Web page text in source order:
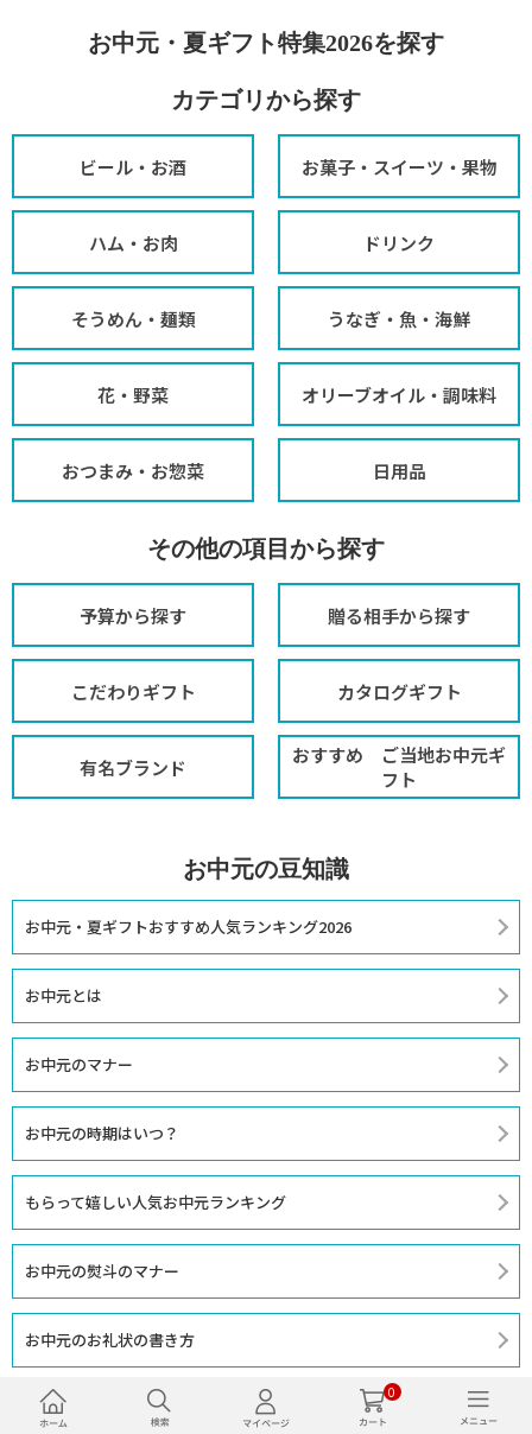
0
お中元・夏ギフト特集2026を探す
カテゴリから探す
ビール・お酒 お菓子・スイーツ・果物
ハム・お肉 ドリンク
そうめん・麺類 うなぎ・魚・海鮮
花・野菜 オリーブオイル・調味料
おつまみ・お惣菜 日用品
その他の項目から探す
予算から探す 贈る相手から探す
こだわりギフト カタログギフト
有名ブランド
おすすめ ご当地お中元ギ
フト
お中元の豆知識
お中元・夏ギフトおすすめ人気ランキング2026
お中元とは
お中元のマナー
お中元の時期はいつ？
もらって嬉しい人気お中元ランキング
お中元の熨斗のマナー
お中元のお礼状の書き方
「喪中」だけどお中元を贈っても大丈夫…？